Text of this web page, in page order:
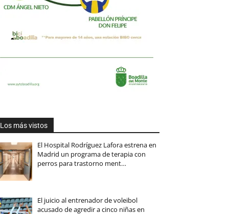
Los más vistos
El Hospital Rodríguez Lafora estrena en
Madrid un programa de terapia con
perros para trastorno ment…
El juicio al entrenador de voleibol
acusado de agredir a cinco niñas en